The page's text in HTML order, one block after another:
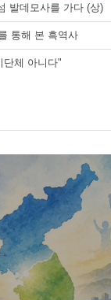
발데모사를 가다 (상)
통해 본 흑역사
단체 아니다"